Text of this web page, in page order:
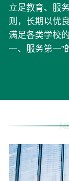
立足教育、服
则，长期以优
满足各类学校
一、服务第一”